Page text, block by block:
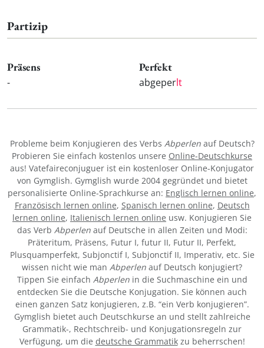
Partizip
Präsens
-
Perfekt
abgeperlt
Probleme beim Konjugieren des Verbs Abperlenauf Deutsch?
Probieren Sie einfach kostenlos unsere Online-Deutschkurse
aus! Vatefaireconjuguer ist ein kostenloser Online-Konjugator
von Gymglish. Gymglish wurde 2004 gegründet und bietet
personalisierte Online-Sprachkurse an: Englisch lernen online,
Französisch lernen online, Spanisch lernen online, Deutsch
lernen online, Italienisch lernen online usw. Konjugieren Sie
das Verb Abperlenauf Deutsche in allen Zeiten und Modi:
Präteritum, Präsens, Futur I, futur II, Futur II, Perfekt,
Plusquamperfekt, Subjonctif I, Subjonctif II, Imperativ, etc. Sie
wissen nicht wie man Abperlen auf Deutsch konjugiert?
Tippen Sie einfach Abperlenin die Suchmaschine ein und
entdecken Sie die Deutsche Konjugation. Sie können auch
einen ganzen Satz konjugieren, z.B. “ein Verb konjugieren”.
Gymglish bietet auch Deutschkurse an und stellt zahlreiche
Grammatik-, Rechtschreib- und Konjugationsregeln zur
Verfügung, um die deutsche Grammatikzu beherrschen!